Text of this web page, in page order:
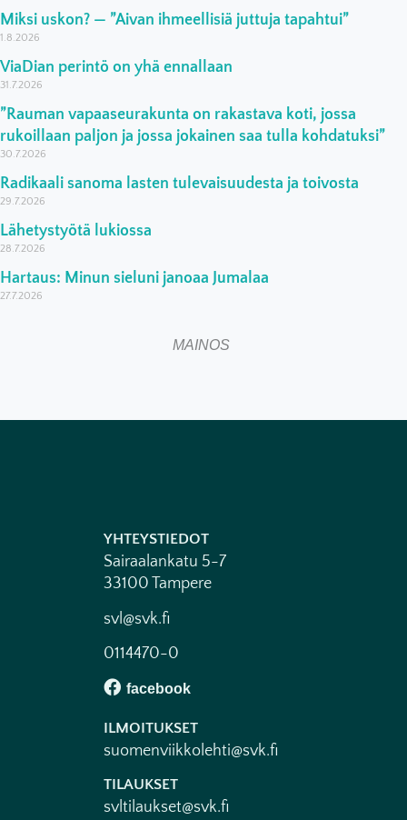
Miksi uskon? — ”Aivan ihmeellisiä juttuja tapahtui”
1.8.2026
ViaDian perintö on yhä ennallaan
31.7.2026
”Rauman vapaaseurakunta on rakastava koti, jossa
rukoillaan paljon ja jossa jokainen saa tulla kohdatuksi”
30.7.2026
Radikaali sanoma lasten tulevaisuudesta ja toivosta
29.7.2026
Lähetystyötä lukiossa
28.7.2026
Hartaus: Minun sieluni janoaa Jumalaa
27.7.2026
MAINOS
YHTEYSTIEDOT
Sairaalankatu 5-7
33100 Tampere
svl@svk.fi
0114470-0
ILMOITUKSET
suomenviikkolehti@svk.fi
TILAUKSET
svltilaukset@svk.fi